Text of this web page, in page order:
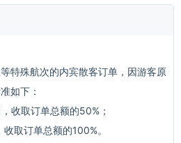
特殊航次的内宾散客订单，因游客原
如下：
收取订单总额的50%；
取订单总额的100%。